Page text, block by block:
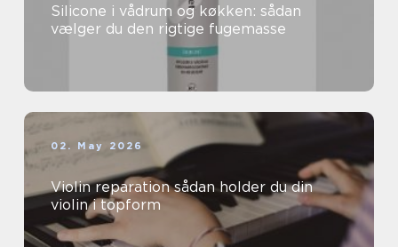
Silicone i vådrum og køkken: sådan
vælger du den rigtige fugemasse
02. May 2026
Violin reparation sådan holder du din
violin i topform